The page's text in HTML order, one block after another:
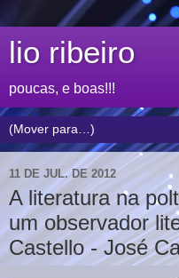
lio ribeiro
poucas, e boas!!!
11 DE JUL. DE 2012
A literatura na
um observador
Castello - José